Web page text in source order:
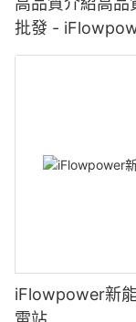
批發 -
iFlowpower新